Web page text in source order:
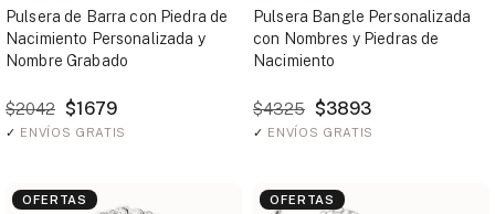
Pulsera de Barra con Piedra de
Nacimiento Personalizada y
Nombre Grabado
$2042 $1679
✓ ENVÍOS GRATIS
Pulsera Bangle Personalizada
con Nombres y Piedras de
Nacimiento
$4325 $3893
✓ ENVÍOS GRATIS
OFERTAS OFERTAS